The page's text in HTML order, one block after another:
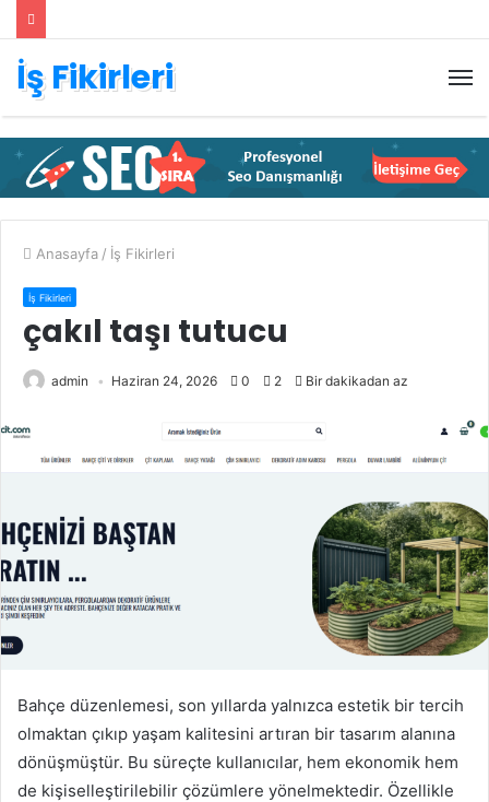
İş Fikirleri
Anasayfa / İş Fikirleri
İş Fikirleri
çakıl taşı tutucu
admin Haziran 24, 2026 0 2 Bir dakikadan az
Bahçe düzenlemesi, son yıllarda yalnızca estetik bir tercih
olmaktan çıkıp yaşam kalitesini artıran bir tasarım alanına
dönüşmüştür. Bu süreçte kullanıcılar, hem ekonomik hem
de kişiselleştirilebilir çözümlere yönelmektedir. Özellikle